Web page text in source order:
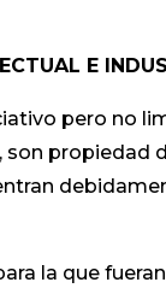
E
pero no
propiedad
la que